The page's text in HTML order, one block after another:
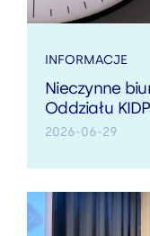
INFORMACJE
Nieczynne
Oddziału KIDP
2026-06-29